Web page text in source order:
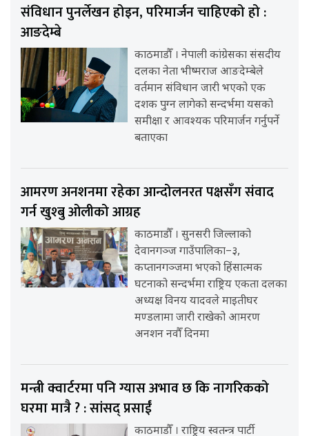
संविधान पुनर्लेखन होइन, परिमार्जन चाहिएको हो :
आङदेम्बे
काठमाडौँ । नेपाली कांग्रेसका संसदीय
दलका नेता भीष्मराज आङदेम्बेले
वर्तमान संविधान जारी भएको एक
दशक पुग्न लागेको सन्दर्भमा यसको
समीक्षा र आवश्यक परिमार्जन गर्नुपर्ने
बताएका
आमरण अनशनमा रहेका आन्दोलनरत पक्षसँग संवाद
गर्न खुश्बु ओलीको आग्रह
काठमाडौँ । सुनसरी जिल्लाको
देवानगञ्ज गाउँपालिका–३,
कप्तानगञ्जमा भएको हिंसात्मक
घटनाको सन्दर्भमा राष्ट्रिय एकता दलका
अध्यक्ष विनय यादवले माइतीघर
मण्डलामा जारी राखेको आमरण
अनशन नवौँ दिनमा
मन्त्री क्वार्टरमा पनि ग्यास अभाव छ कि नागरिकको
घरमा मात्रै ? : सांसद् प्रसाईं
काठमाडौँ । राष्ट्रिय स्वतन्त्र पार्टी